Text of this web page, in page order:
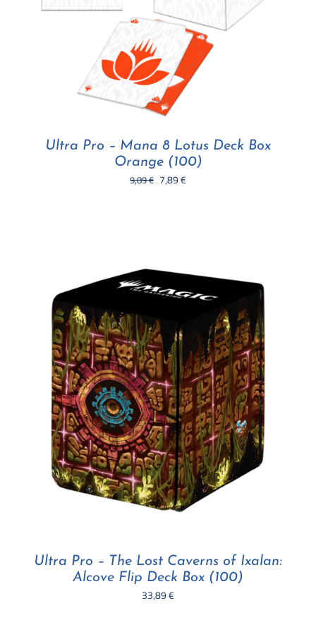
Ultra Pro – Mana 8 Lotus Deck Box
Orange (100)
9,89€ Il7,89€Il
Ultra Pro – The Lost Caverns of Ixalan:
Alcove Flip Deck Box (100)
33,89€